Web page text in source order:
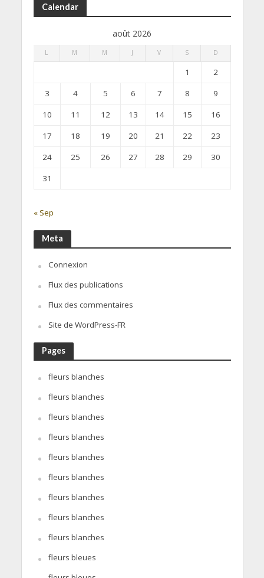
Calendar
août 2026
L M M J V S D
1
2
3
4 5 6 7 8
9
10
11 12 13 14 15
16
17
18 19 20 21 22
23
24
25 26 27 28 29
30
31
« Sep
Meta
Connexion
Flux des publications
Flux des commentaires
Site de WordPress-FR
Pages
fleurs blanches
fleurs blanches
fleurs blanches
fleurs blanches
fleurs blanches
fleurs blanches
fleurs blanches
fleurs blanches
fleurs blanches
fleurs bleues